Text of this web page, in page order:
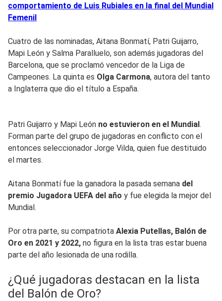
comportamiento de Luis Rubiales en la final del Mundial
Femenil
Cuatro de las nominadas, Aitana Bonmatí, Patri Guijarro,
Mapi León y Salma Paralluelo, son además jugadoras del
Barcelona, que se proclamó vencedor de la Liga de
Campeones. La quinta es Olga Carmona, autora del tanto
a Inglaterra que dio el título a España.
Patri Guijarro y Mapi León no estuvieron en el Mundial.
Forman parte del grupo de jugadoras en conflicto con el
entonces seleccionador Jorge Vilda, quien fue destituido
el martes.
Aitana Bonmatí fue la ganadora la pasada semana del
premio Jugadora UEFA del año y fue elegida la mejor del
Mundial.
Por otra parte, su compatriota Alexia Putellas, Balón de
Oro en 2021 y 2022, no figura en la lista tras estar buena
parte del año lesionada de una rodilla.
¿Qué jugadoras destacan en la lista
del Balón de Oro?